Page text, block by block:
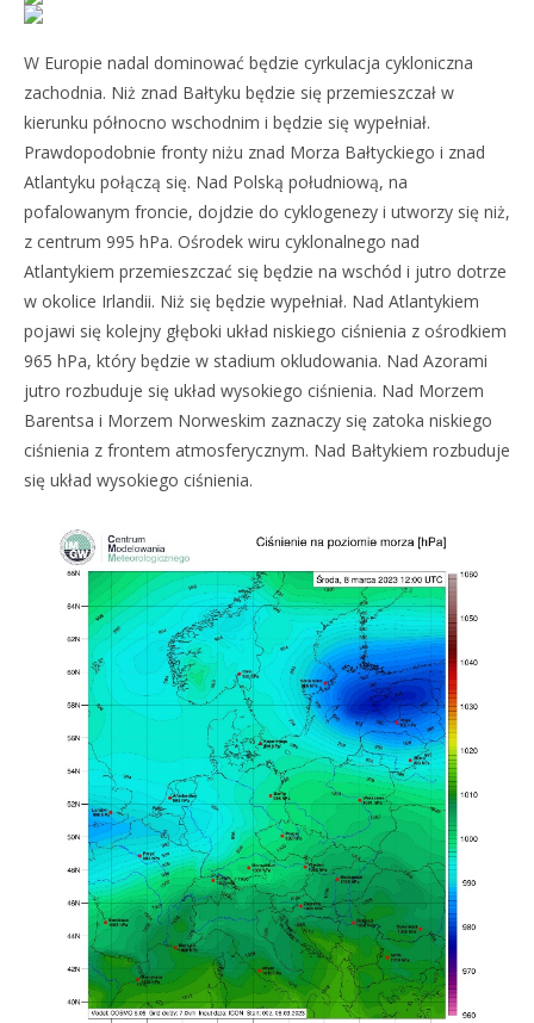
W Europie nadal dominować będzie cyrkulacja cykloniczna
zachodnia. Niż znad Bałtyku będzie się przemieszczał w
kierunku północno wschodnim i będzie się wypełniał.
Prawdopodobnie fronty niżu znad Morza Bałtyckiego i znad
Atlantyku połączą się. Nad Polską południową, na
pofalowanym froncie, dojdzie do cyklogenezy i utworzy się niż,
z centrum 995 hPa. Ośrodek wiru cyklonalnego nad
Atlantykiem przemieszczać się będzie na wschód i jutro dotrze
w okolice Irlandii. Niż się będzie wypełniał. Nad Atlantykiem
pojawi się kolejny głęboki układ niskiego ciśnienia z ośrodkiem
965 hPa, który będzie w stadium okludowania. Nad Azorami
jutro rozbuduje się układ wysokiego ciśnienia. Nad Morzem
Barentsa i Morzem Norweskim zaznaczy się zatoka niskiego
ciśnienia z frontem atmosferycznym. Nad Bałtykiem rozbuduje
się układ wysokiego ciśnienia.